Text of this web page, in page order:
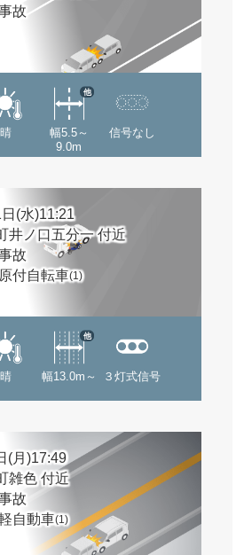
故
晴
幅5.5～
9.0m
他
信号なし
(水)11:21
井ノ口五分一 付近
故
原付自転車(1)
晴 幅13.0m～
他
３灯式信号
(月)17:49
雑色 付近
故
自動車(1)